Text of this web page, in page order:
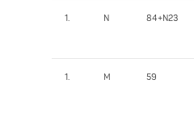
1. N 84+N23
1. M 59